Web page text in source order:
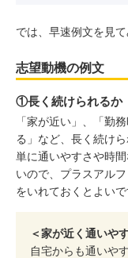
では、早速例文を見て
志望動機の例文
①長く続けられるか
「家が近い」、「勤
る」など、長く続け
単に通いやすさや時
いので、プラスアル
をいれておくとよいで
＜家が近く通いや
自宅からも通いや